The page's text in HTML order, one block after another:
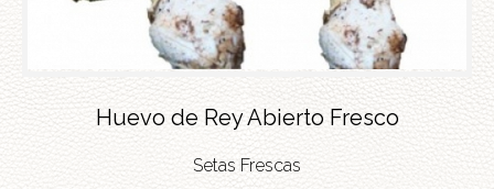
Huevo de Rey Abierto Fresco
Setas Frescas